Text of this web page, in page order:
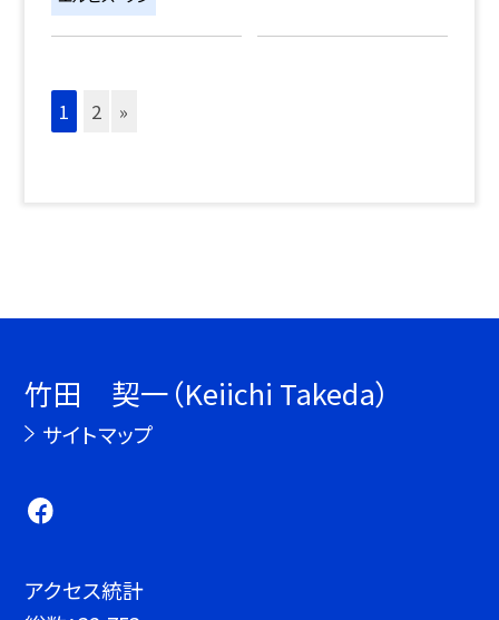
1 2 »
竹田 契一（Keiichi Takeda）
サイトマップ
アクセス統計